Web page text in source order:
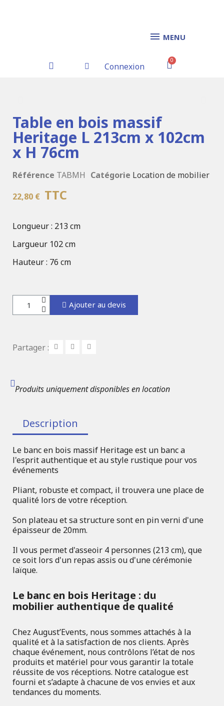
MENU
Connexion
Table en bois massif
Heritage L 213cm x 102cm
x H 76cm
Référence TABMH Catégorie Location de mobilier
22,80 € TTC
Longueur : 213 cm
Largueur 102 cm
Hauteur : 76 cm
Ajouter au devis
Partager :
Produits uniquement disponibles en location
Description
Le banc en bois massif Heritage est un banc a
l'esprit authentique et au style rustique pour vos
événements
Pliant, robuste et compact, il trouvera une place de
qualité lors de votre réception.
Son plateau et sa structure sont en pin verni d'une
épaisseur de 20mm.
Il vous permet d'asseoir 4 personnes (213 cm), que
ce soit lors d'un repas assis ou d'une cérémonie
laïque.
Le banc en bois Heritage : du
mobilier authentique de qualité
Chez August’Events, nous sommes attachés à la
qualité et à la satisfaction de nos clients. Après
chaque événement, nous contrôlons l’état de nos
produits et matériel pour vous garantir la totale
réussite de vos réceptions. Notre catalogue est
fourni et s’adapte à chacune de vos envies et aux
tendances du moments.